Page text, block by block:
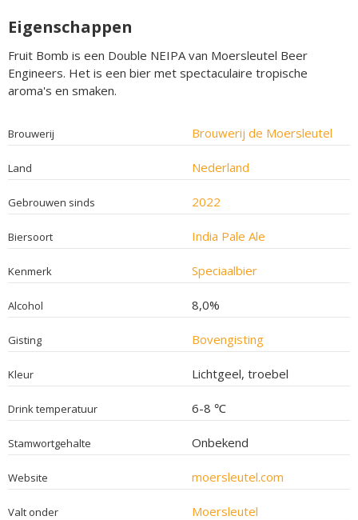
Eigenschappen
Fruit Bomb is een Double NEIPA van Moersleutel Beer
Engineers. Het is een bier met spectaculaire tropische
aroma's en smaken.
Brouwerij Brouwerij de Moersleutel
Land Nederland
Gebrouwen sinds 2022
Biersoort India Pale Ale
Kenmerk Speciaalbier
Alcohol 8,0%
Gisting Bovengisting
Kleur Lichtgeel, troebel
Drink temperatuur 6-8 ℃
Stamwortgehalte Onbekend
Website moersleutel.com
Valt onder Moersleutel